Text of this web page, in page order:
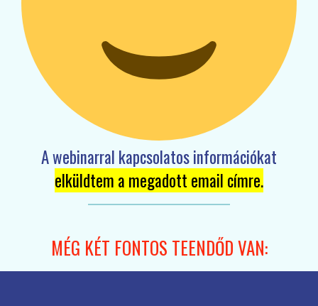
A webinarral kapcsolatos információkat
elküldtem a megadott email címre.
MÉG KÉT FONTOS TEENDŐD VAN: